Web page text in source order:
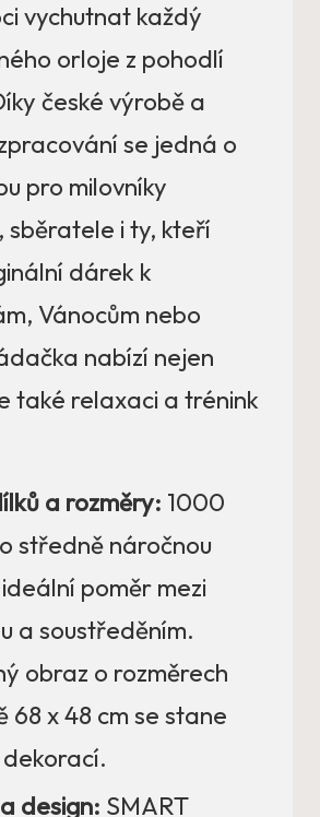
vychutnat každý
orloje z pohodlí
české výrobě a
se jedná o
pro milovníky
sběratele i ty, kteří
dárek k
Vánocům nebo
nabízí nejen
také relaxaci a trénink
a rozměry: 1000
středně náročnou
poměr mezi
a soustředěním.
obraz o rozměrech
68 x 48 cm se stane
dekorací.
design: SMART